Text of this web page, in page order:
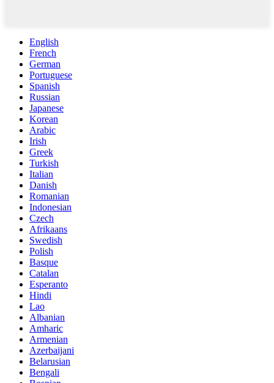
English
French
German
Portuguese
Spanish
Russian
Japanese
Korean
Arabic
Irish
Greek
Turkish
Italian
Danish
Romanian
Indonesian
Czech
Afrikaans
Swedish
Polish
Basque
Catalan
Esperanto
Hindi
Lao
Albanian
Amharic
Armenian
Azerbaijani
Belarusian
Bengali